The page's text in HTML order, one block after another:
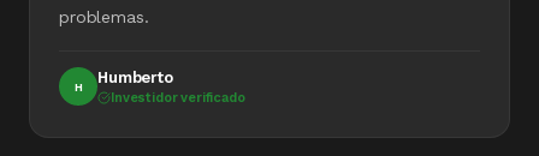
problemas.
H
Humberto
Investidor verificado